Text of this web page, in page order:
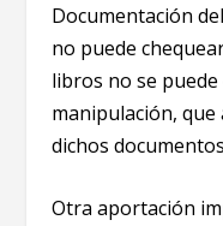
Documentación
no puede
libros no se
manipulación, que
dichos
Otra aportación